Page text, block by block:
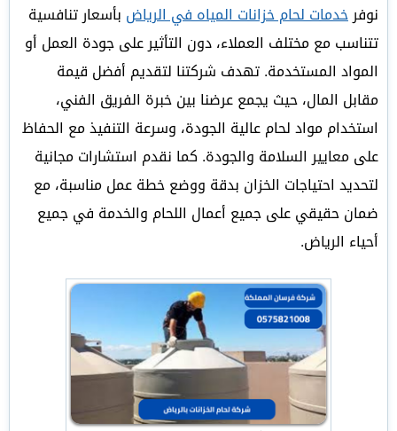
نوفرخدمات لحام خزانات المياه في الرياض بأسعار تنافسية
تتناسب مع مختلف العملاء، دون التأثير على جودة العمل أو
المواد المستخدمة. تهدف شركتنا لتقديم أفضل قيمة
مقابل المال، حيث يجمع عرضنا بين خبرة الفريق الفني،
استخدام مواد لحام عالية الجودة، وسرعة التنفيذ مع الحفاظ
على معايير السلامة والجودة. كما نقدم استشارات مجانية
لتحديد احتياجات الخزان بدقة ووضع خطة عمل مناسبة، مع
ضمان حقيقي على جميع أعمال اللحام والخدمة في جميع
أحياء الرياض.